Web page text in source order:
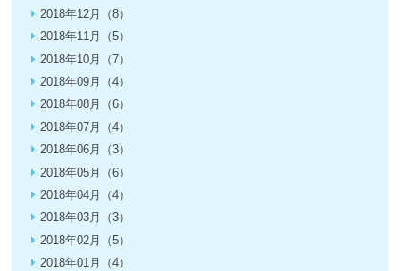
2018年12月（8）
2018年11月（5）
2018年10月（7）
2018年09月（4）
2018年08月（6）
2018年07月（4）
2018年06月（3）
2018年05月（6）
2018年04月（4）
2018年03月（3）
2018年02月（5）
2018年01月（4）